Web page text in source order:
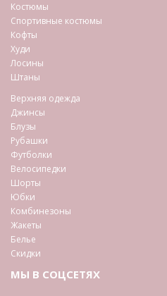
Костюмы
Спортивные костюмы
Кофты
Худи
Лосины
Штаны
Верхняя одежда
Джинсы
Блузы
Рубашки
Футболки
Велосипедки
Шорты
Юбки
Комбинезоны
Жакеты
Белье
Скидки
МЫ В СОЦСЕТЯХ